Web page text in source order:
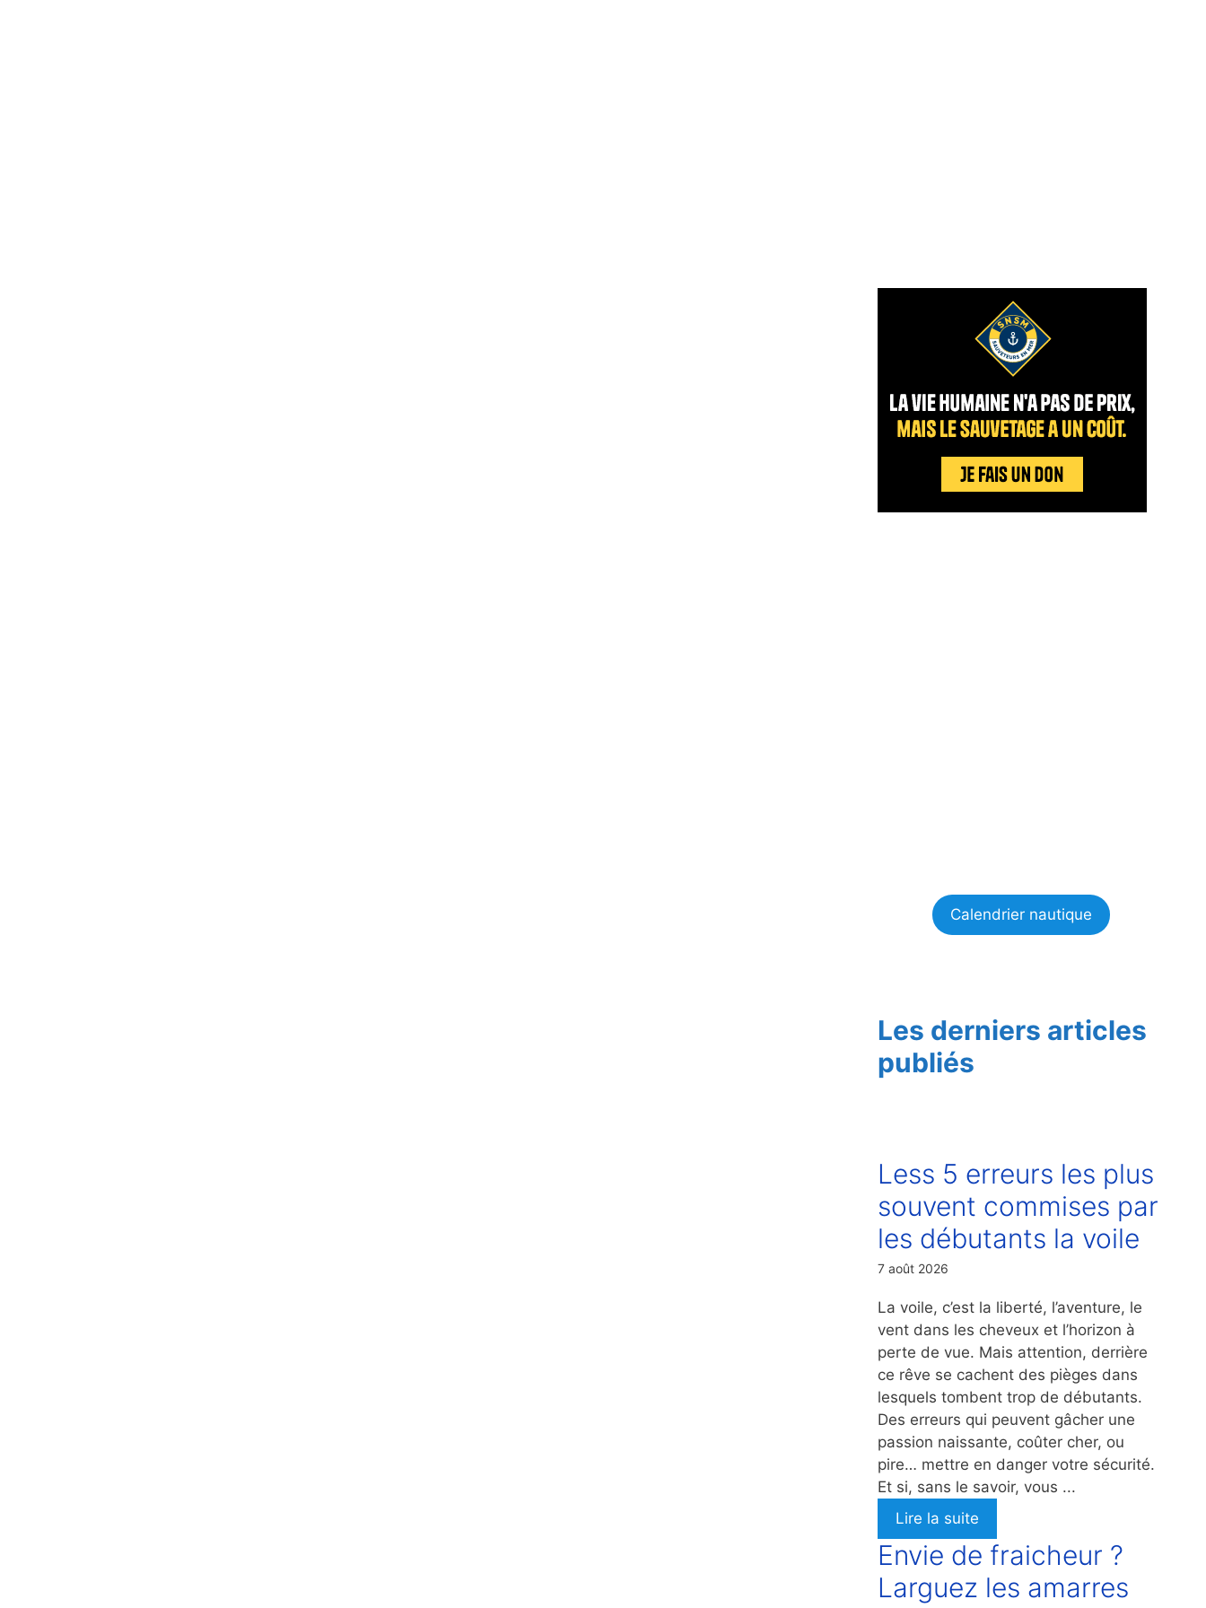
Calendrier nautique
Les derniers articles
publiés
Less 5 erreurs les plus
souvent commises par
les débutants la voile
7 août 2026
La voile, c’est la liberté, l’aventure, le
vent dans les cheveux et l’horizon à
perte de vue. Mais attention, derrière
ce rêve se cachent des pièges dans
lesquels tombent trop de débutants.
Des erreurs qui peuvent gâcher une
passion naissante, coûter cher, ou
pire… mettre en danger votre sécurité.
Et si, sans le savoir, vous ...
Lire la suite
Envie de fraicheur ?
Larguez les amarres